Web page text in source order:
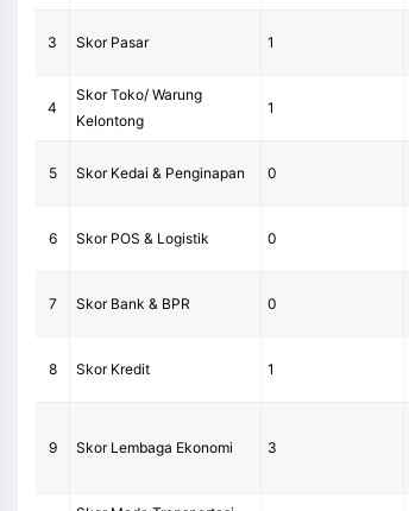
3 Skor Pasar 1
4
Skor Toko/ Warung
Kelontong
1
5 Skor Kedai & Penginapan 0
6 Skor POS & Logistik 0
7 Skor Bank & BPR 0
8 Skor Kredit 1
9 Skor Lembaga Ekonomi 3